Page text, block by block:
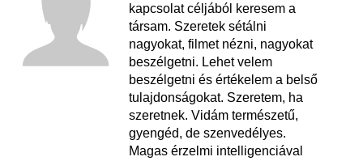
kapcsolat céljából keresem a
társam. Szeretek sétálni
nagyokat, filmet nézni, nagyokat
beszélgetni. Lehet velem
beszélgetni és értékelem a belső
tulajdonságokat. Szeretem, ha
szeretnek. Vidám természetű,
gyengéd, de szenvedélyes.
Magas érzelmi intelligenciával